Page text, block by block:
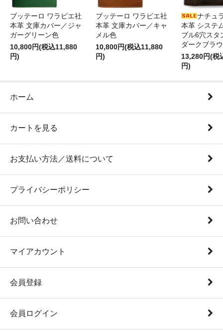
ブッテーロ ワラピエ社
本革 文庫カバー／ジャ
ガーグリーン色
10,800円(税込11,880
円)
ブッテーロ ワラピエ社
本革 文庫カバー／キャ
メル色
10,800円(税込11,880
円)
ナチュ
本革 システ
ブル6穴スタ
ダークブラ
13,280円(税
円)
ホーム
カートを見る
お支払い方法／送料について
プライバシーポリシー
お問い合わせ
マイアカウント
会員登録
会員ログイン